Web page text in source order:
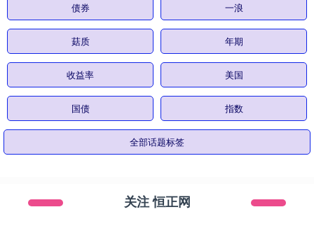
债券 一浪
菇质 年期
收益率 美国
国债 指数
全部话题标签
关注 恒正网